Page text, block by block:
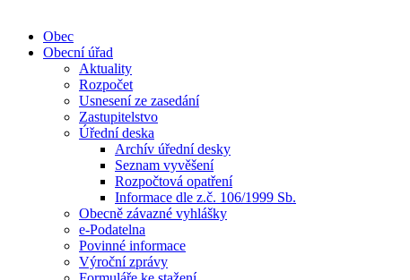
Obec
Obecní úřad
Aktuality
Rozpočet
Usnesení ze zasedání
Zastupitelstvo
Úřední deska
Archív úřední desky
Seznam vyvěšení
Rozpočtová opatření
Informace dle z.č. 106/1999 Sb.
Obecně závazné vyhlášky
e-Podatelna
Povinné informace
Výroční zprávy